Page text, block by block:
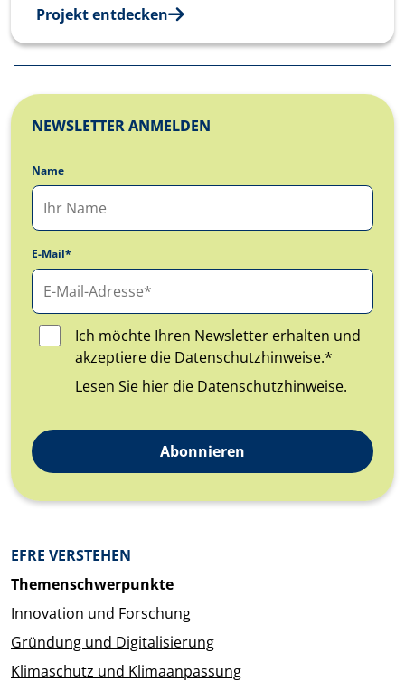
Projekt entdecken
NEWSLETTER ANMELDEN
Name
E-Mail*
Ich möchte Ihren Newsletter erhalten und
akzeptiere die Datenschutzhinweise.*
Lesen Sie hier die Datenschutzhinweise.
Abonnieren
Überblick: Inhalte
EFRE VERSTEHEN
Themenschwerpunkte
Innovation und Forschung
Gründung und Digitalisierung
Klimaschutz und Klimaanpassung